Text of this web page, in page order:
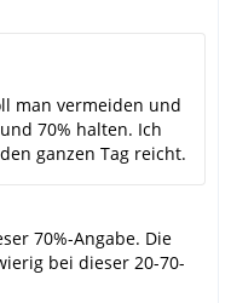
man vermeiden und
70% halten. Ich
ganzen Tag reicht.
70%-Angabe. Die
bei dieser 20-70-